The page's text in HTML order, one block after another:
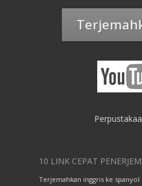
10 LINK CEPAT
Terjemahkan inggris ke spanyol